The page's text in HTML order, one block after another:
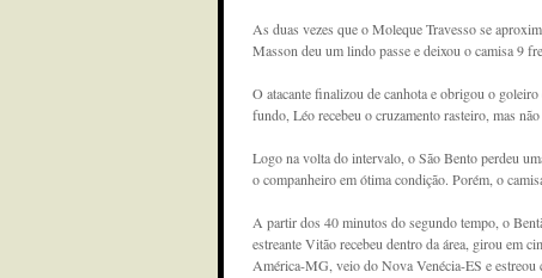
As duas vezes que o Moleque Travesso se
Masson deu um lindo passe e deixou o camisa 9
O atacante finalizou de canhota e obrigou o
fundo, Léo recebeu o cruzamento rasteiro, mas
Logo na volta do intervalo, o São Bento perdeu
o companheiro em ótima condição. Porém, o
A partir dos 40 minutos do segundo tempo, o
estreante Vitão recebeu dentro da área, girou em
América-MG, veio do Nova Venécia-ES e